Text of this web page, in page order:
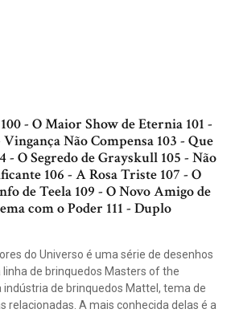
- O Maior Show de Eternia 101 -
Não Compensa 103 - Que
- O Segredo de Grayskull 105 - Não
106 - A Rosa Triste 107 - O
de Teela 109 - O Novo Amigo de
com o Poder 111 - Duplo
do Universo é uma série de desenhos
de brinquedos Masters of the
indústria de brinquedos Mattel, tema de
relacionadas. A mais conhecida delas é a